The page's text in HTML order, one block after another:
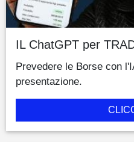
IL ChatGPT per
Prevedere le Borse con
presentazione.